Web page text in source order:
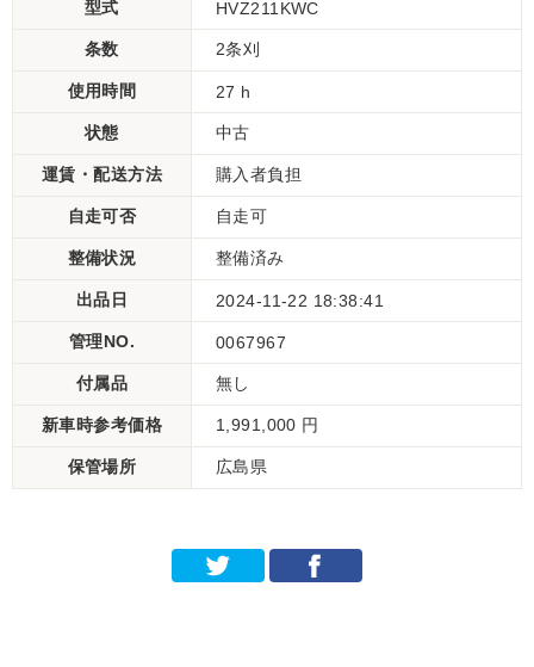
型式 HVZ211KWC
条数 2条刈
使用時間 27 h
状態 中古
運賃・配送方法 購入者負担
自走可否 自走可
整備状況 整備済み
出品日 2024-11-22 18:38:41
管理NO. 0067967
付属品 無し
新車時参考価格 1,991,000 円
保管場所 広島県